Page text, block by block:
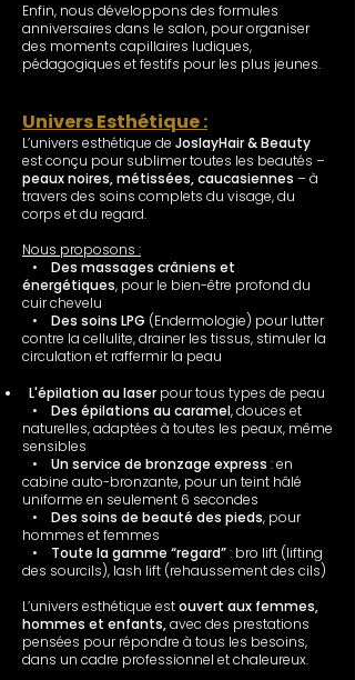
Enfin, nous développons des formules
anniversaires dans le salon, pour organiser
des moments capillaires ludiques,
pédagogiques et festifs pour les plus jeunes.
Univers Esthétique :
​L’univers esthétique de JoslayHair & Beauty
est conçu pour sublimer toutes les beautés –
peaux noires, métissées, caucasiennes – à
travers des soins complets du visage, du
corps et du regard.
Nous proposons :
• Des massages crâniens et
énergétiques, pour le bien-être profond du
cuir chevelu
• Des soins LPG (Endermologie) pour lutter
contre la cellulite, drainer les tissus, stimuler la
circulation et raffermir la peau
L'épilation au laser pour tous types de peau
• Des épilations au caramel, douces et
naturelles, adaptées à toutes les peaux, même
sensibles
• Un service de bronzage express : en
cabine auto-bronzante, pour un teint hâlé
uniforme en seulement 6 secondes
• Des soins de beauté des pieds, pour
hommes et femmes
• Toute la gamme “regard”: bro lift (lifting
des sourcils), lash lift (rehaussement des cils)
L’univers esthétique estouvert aux femmes,
hommes et enfants,avec des prestations
pensées pour répondre à tous les besoins,
dans un cadre professionnel et chaleureux.